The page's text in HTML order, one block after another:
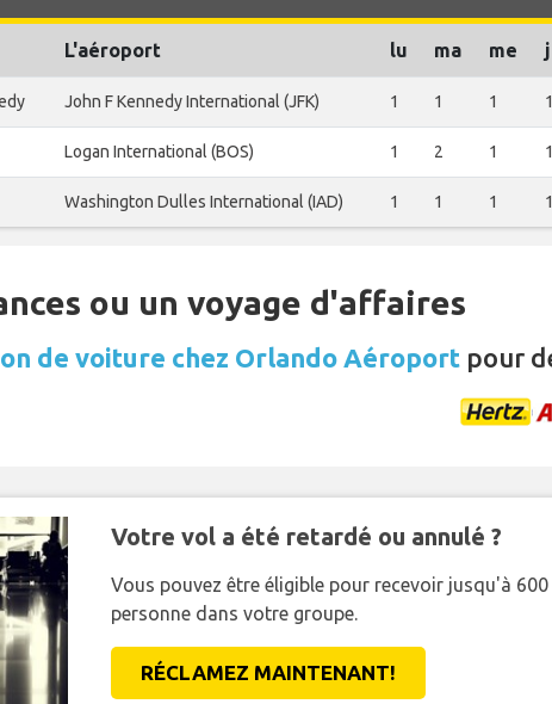
L'aéroport lu ma me
John F Kennedy International (JFK) 1 1 1
Logan International (BOS) 1 2 1
Washington Dulles International (IAD) 1 1 1
ou un voyage d'affaires
de voiture chez Orlando Aéroport pour
Votre vol a été retardé ou annulé ?
Vous pouvez être éligible pour recevoir jusqu'à
personne dans votre groupe.
RÉCLAMEZ MAINTENANT!